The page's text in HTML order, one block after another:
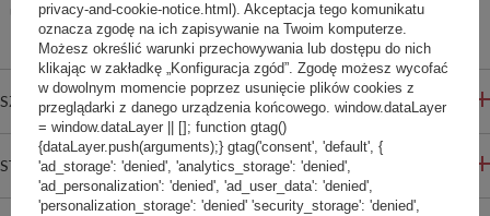
Bezpieczne zakupy
SZCZEGÓŁOWE INFORMACJE
STREFA REKOMENDACJI
privacy-and-cookie-notice.html). Akceptacja tego komunikatu
oznacza zgodę na ich zapisywanie na Twoim komputerze.
Możesz określić warunki przechowywania lub dostępu do nich
klikając w zakładkę „Konfiguracja zgód”. Zgodę możesz wycofać
w dowolnym momencie poprzez usunięcie plików cookies z
przeglądarki z danego urządzenia końcowego. window.dataLayer
= window.dataLayer || []; function gtag()
{dataLayer.push(arguments);} gtag('consent', 'default', {
'ad_storage': 'denied', 'analytics_storage': 'denied',
'ad_personalization': 'denied', 'ad_user_data': 'denied',
'personalization_storage': 'denied' 'security_storage': 'denied',